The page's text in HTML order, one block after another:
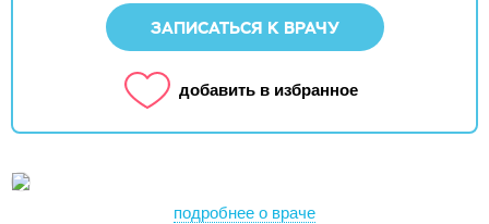
ЗАПИСАТЬСЯ К ВРАЧУ
добавить в избранное
подробнее о враче